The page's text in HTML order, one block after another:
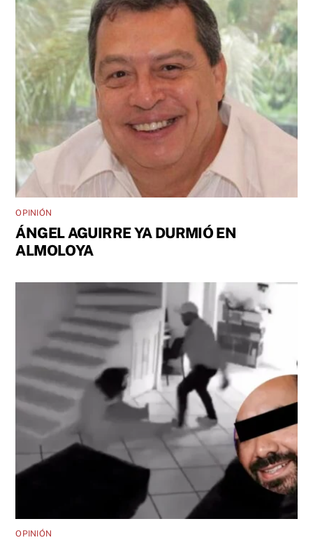
OPINIÓN
ÁNGEL AGUIRRE YA DURMIÓ EN
ALMOLOYA
OPINIÓN